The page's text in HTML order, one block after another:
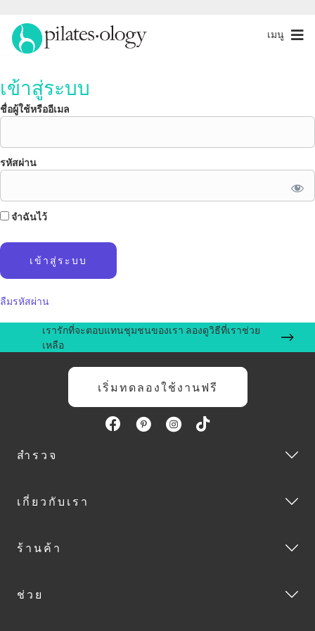
เมนู
เข้าสู่ระบบ
ชื่อผู้ใช้หรืออีเมล
รหัสผ่าน
จำฉันไว้
ลืมรหัสผ่าน
เรารักที่จะตอบแทนชุมชนของเรา ลองดูวิธีที่เราช่วย
เหลือ
เริ่มทดลองใช้งานฟรี
สำรวจ
เกี่ยวกับเรา
ร้านค้า
ช่วย